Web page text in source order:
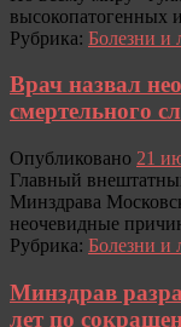
высокопатогенных
Рубрика: Болезни и
Врач назвал
смертельного
Опубликовано 21
Главный
Минздрава
неочевидные
Рубрика: Болезни и
Минздрав
лет по